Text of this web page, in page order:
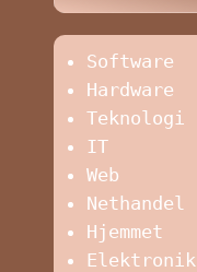
Software
Hardware
Teknologi
IT
Web
Nethandel
Hjemmet
Elektronik